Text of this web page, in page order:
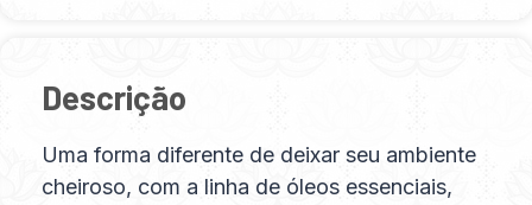
Descrição
Uma forma diferente de deixar seu ambiente
cheiroso, com a linha de óleos essenciais,